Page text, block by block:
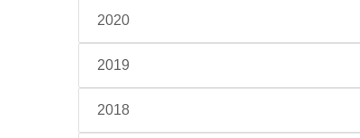
2020
2019
2018